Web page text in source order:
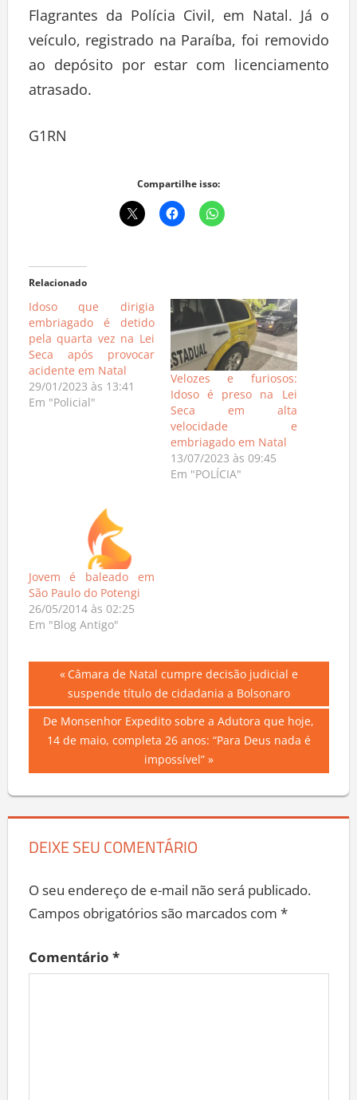
Flagrantes da Polícia Civil, em Natal. Já o
veículo, registrado na Paraíba, foi removido
ao depósito por estar com licenciamento
atrasado.
G1RN
Compartilhe isso:
Relacionado
Idoso que dirigia
embriagado é detido
pela quarta vez na Lei
Seca após provocar
acidente em Natal
29/01/2023 às 13:41
Em "Policial"
Velozes e furiosos:
Idoso é preso na Lei
Seca em alta
velocidade e
embriagado em Natal
13/07/2023 às 09:45
Em "POLÍCIA"
Jovem é baleado em
São Paulo do Potengi
26/05/2014 às 02:25
Em "Blog Antigo"
Navegação
de
Post
Previous
Post:
Câmara de Natal cumpre decisão judicial e
suspende título de cidadania a Bolsonaro
Next
Post:
De Monsenhor Expedito sobre a Adutora que hoje,
14 de maio, completa 26 anos: “Para Deus nada é
impossível”
DEIXE SEU COMENTÁRIO
O seu endereço de e-mail não será publicado.
Campos obrigatórios são marcados com *
Comentário *